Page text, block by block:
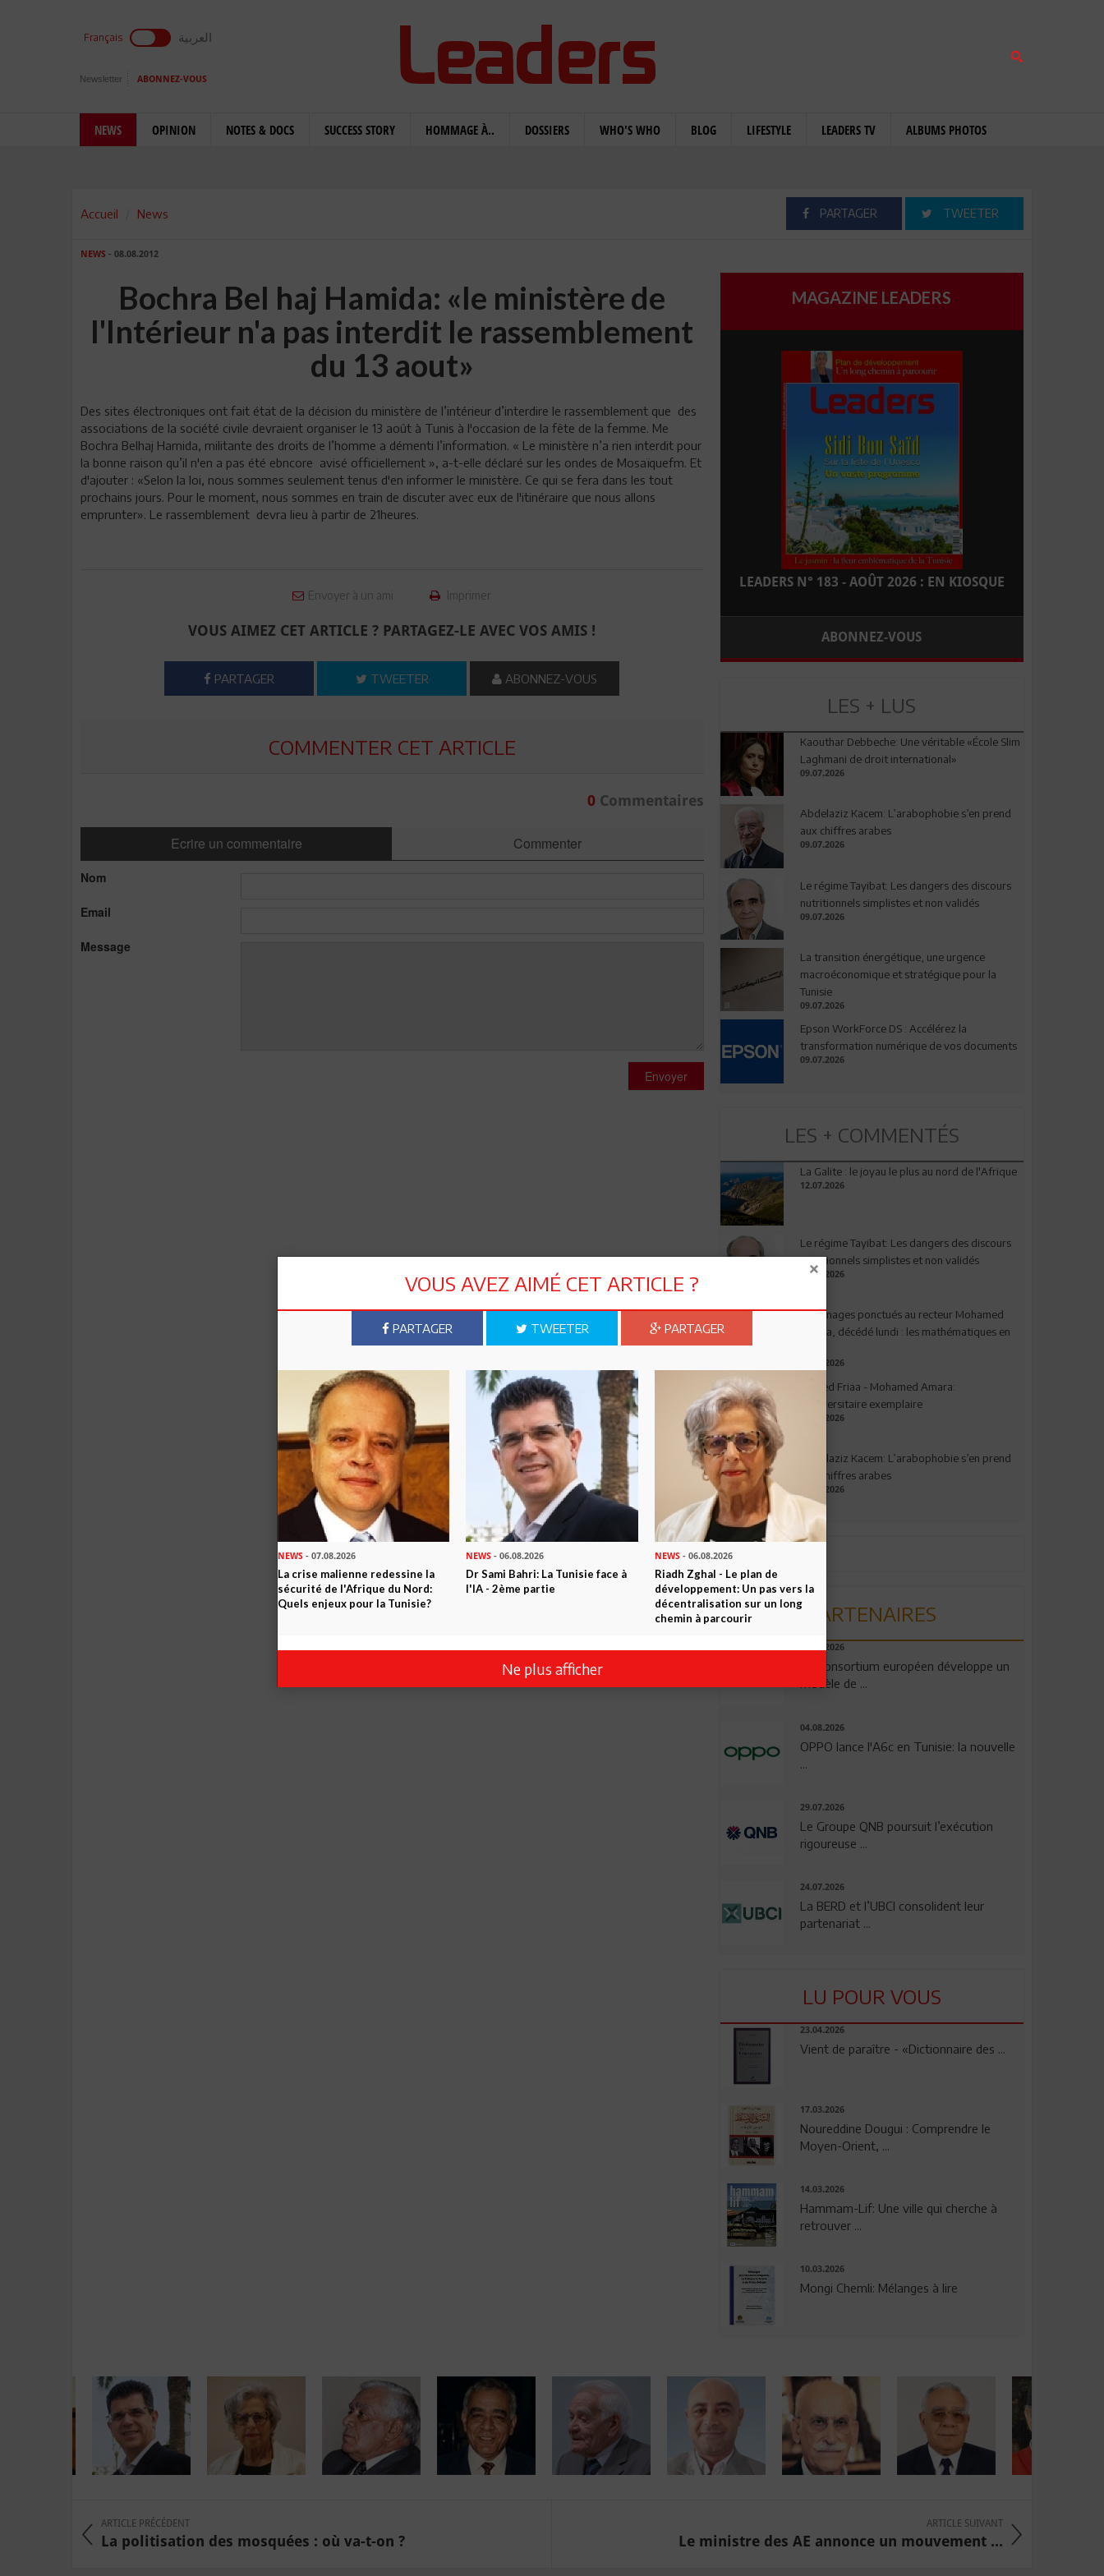
Français العربية
Newsletter ABONNEZ-VOUS
NEWS OPINION NOTES & DOCS SUCCESS STORY HOMMAGE À.. DOSSIERS WHO'S WHO BLOG LIFESTYLE LEADERS TV ALBUMS PHOTOS
Accueil News PARTAGER TWEETER
NEWS - 08.08.2012
Bochra Bel haj Hamida: «le ministère de
l'lntérieur n'a pas interdit le rassemblement
du 13 aout»
Des sites électroniques ont fait état de la décision du ministère de l’intérieur d’interdire le rassemblement que des
associations de la société civile devraient organiser le 13 août à Tunis à l'occasion de la fête de la femme. Me
Bochra Belhaj Hamida, militante des droits de l’homme a démenti l’information. « Le ministère n’a rien interdit pour
la bonne raison qu’il n'en a pas été ebncore avisé officiellement », a-t-elle déclaré sur les ondes de Mosaïquefm. Et
d'ajouter : «Selon la loi, nous sommes seulement tenus d'en informer le ministère. Ce qui se fera dans les tout
prochains jours. Pour le moment, nous sommes en train de discuter avec eux de l'itinéraire que nous allons
emprunter». Le rassemblement devra lieu à partir de 21heures.
Envoyer à un ami Imprimer
VOUS AIMEZ CET ARTICLE ? PARTAGEZ-LE AVEC VOS AMIS !
PARTAGER TWEETER ABONNEZ-VOUS
COMMENTER CET ARTICLE
0Commentaires
Ecrire un commentaire Commenter
Nom
Email
Message
Envoyer
MAGAZINE LEADERS
LEADERS N° 183 - AOÛT 2026 : EN KIOSQUE
ABONNEZ-VOUS
LES + LUS
Kaouthar Debbeche: Une véritable «École Slim
Laghmani de droit international»
09.07.2026
Abdelaziz Kacem: L’arabophobie s’en prend
aux chiffres arabes
09.07.2026
Le régime Tayibat: Les dangers des discours
nutritionnels simplistes et non validés
09.07.2026
La transition énergétique, une urgence
macroéconomique et stratégique pour la
Tunisie
09.07.2026
Epson WorkForce DS : Accélérez la
transformation numérique de vos documents
09.07.2026
LES + COMMENTÉS
La Galite : le joyau le plus au nord de l'Afrique
12.07.2026
Le régime Tayibat: Les dangers des discours
nutritionnels simplistes et non validés
09.07.2026
Hommages ponctués au recteur Mohamed
Amara, décédé lundi : les mathématiques en
03.08.2026
Ahmed Friaa - Mohamed Amara:
l’Universitaire exemplaire
04.08.2026
Abdelaziz Kacem: L’arabophobie s’en prend
aux chiffres arabes
09.07.2026
PARTENAIRES
06.08.2026
Un consortium européen développe un
modèle de ...
04.08.2026
OPPO lance l'A6c en Tunisie: la nouvelle
29.07.2026
Le Groupe QNB poursuit l’exécution
rigoureuse ...
24.07.2026
La BERD et l’UBCI consolident leur
partenariat ...
LU POUR VOUS
23.04.2026
Vient de paraître - «Dictionnaire des ...
17.03.2026
Noureddine Dougui : Comprendre le
Moyen-Orient, ...
14.03.2026
Hammam-Lif: Une ville qui cherche à
retrouver ...
10.03.2026
Mongi Chemli: Mélanges à lire
ARTICLE PRÉCÉDENT
La politisation des mosquées : où va-t-on ?
ARTICLE SUIVANT
Le ministre des AE annonce un mouvement ...
VOUS AVEZ AIMÉ CET ARTICLE ?
PARTAGER TWEETER PARTAGER
NEWS - 07.08.2026
La crise malienne redessine la
sécurité de l'Afrique du Nord:
Quels enjeux pour la Tunisie?
NEWS - 06.08.2026
Dr Sami Bahri: La Tunisie face à
l'IA - 2ème partie
NEWS- 06.08.2026
Riadh Zghal - Le plan de
développement: Un pas vers la
décentralisation sur un long
chemin à parcourir
Ne plus afficher